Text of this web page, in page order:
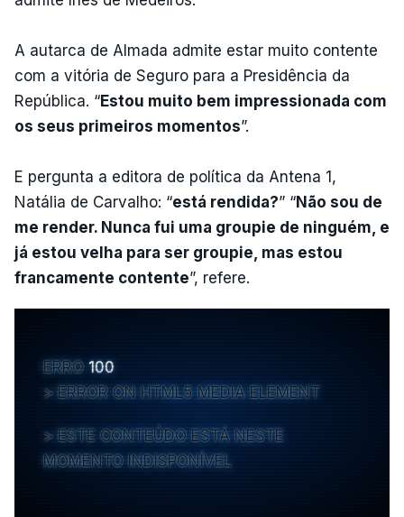
A autarca de Almada admite estar muito contente
com a vitória de Seguro para a Presidência da
República. “Estou muito bem impressionada com
os seus primeiros momentos”.
E pergunta a editora de política da Antena 1,
Natália de Carvalho: “está rendida?” “Não sou de
me render. Nunca fui uma groupie de ninguém, e
já estou velha para ser groupie, mas estou
francamente contente”, refere.
ERRO 100
ERROR ON HTML5 MEDIA ELEMENT
ESTE CONTEÚDO ESTÁ NESTE
MOMENTO INDISPONÍVEL